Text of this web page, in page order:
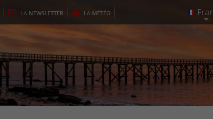
LA NEWSLETTER LA MÉTÉO